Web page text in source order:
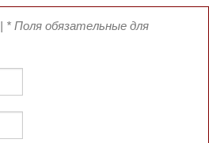
| * Поля обязательные для